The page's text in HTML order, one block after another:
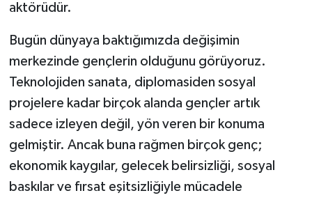
aktörüdür.
Bugün dünyaya baktığımızda değişimin
merkezinde gençlerin olduğunu görüyoruz.
Teknolojiden sanata, diplomasiden sosyal
projelere kadar birçok alanda gençler artık
sadece izleyen değil, yön veren bir konuma
gelmiştir. Ancak buna rağmen birçok genç;
ekonomik kaygılar, gelecek belirsizliği, sosyal
baskılar ve fırsat eşitsizliğiyle mücadele